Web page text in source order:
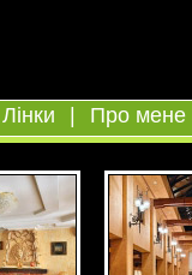
Лінки Про мене